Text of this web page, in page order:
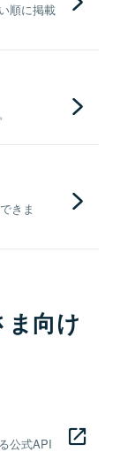
順に掲載
きま
ま向け
公式API